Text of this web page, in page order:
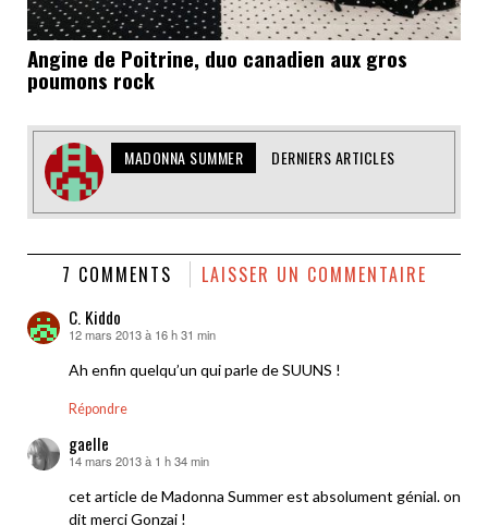
Angine de Poitrine, duo canadien aux gros
poumons rock
MADONNA SUMMER DERNIERS ARTICLES
7 COMMENTS LAISSER UN COMMENTAIRE
C. Kiddo
dit :
12 mars 2013 à 16 h 31 min
Ah enfin quelqu’un qui parle de SUUNS !
Répondre
gaelle
dit :
14 mars 2013 à 1 h 34 min
cet article de Madonna Summer est absolument génial. on
dit merci Gonzai !